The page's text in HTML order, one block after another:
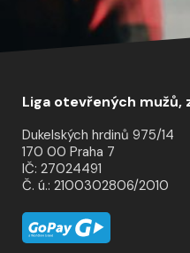
Liga otevřených mužů,
Dukelských hrdinů 975/14
170 00 Praha 7
IČ: 27024491
Č. ú.: 2100302806/2010